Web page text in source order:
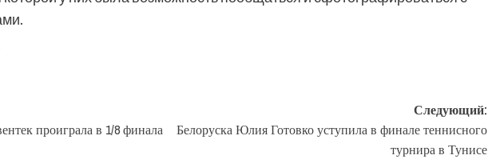
проиграла в 1/8 финала
Следующий:
Белоруска Юлия Готовко уступила в финале теннисного
турнира в Тунисе